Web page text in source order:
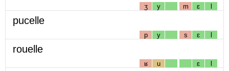
ʒ y m ɛ l
pucelle
p y s ɛ l
rouelle
ʁ u ɛ l